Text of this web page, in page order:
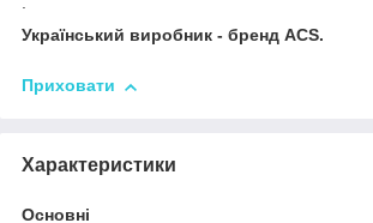
Український виробник - бренд ACS.
Приховати
Характеристики
Основні